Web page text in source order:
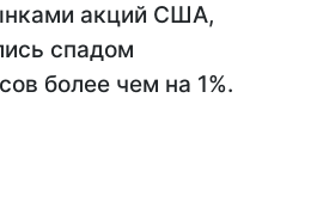
акций США,
спадом
более чем на 1%.